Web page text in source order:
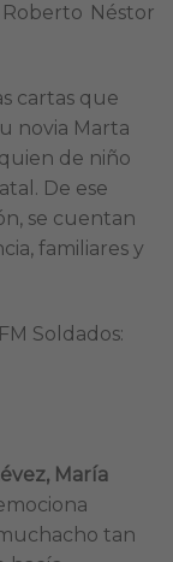
Néstor
cartas que
novia Marta
de niño
De ese
se cuentan
familiares y
Soldados:
María
tan